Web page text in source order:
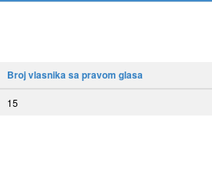
Broj vlasnika sa pravom glasa
15